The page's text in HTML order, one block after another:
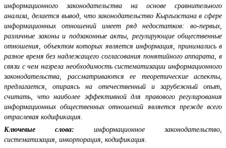
информационного законодательства на основе сравнительного
анализа, делается вывод, что законодательство Кыргызстана в сфере
информационных отношений имеет ряд недостатков: во-первых,
различные законы и подзаконные акты, регулирующие общественные
отношения, объектом которых является информация, принимались в
разное время без надлежащего согласования понятийного аппарата, в
связи с чем назрела необходимость систематизации информационного
законодательства, рассматриваются ее теоретические аспекты,
предлагается, опираясь на отечественный и зарубежный опыт,
считать, что наиболее эффективной для правового регулирования
информационных общественных отношений является прежде всего
отраслевая кодификация.
Ключевые слова: информационное законодательство,
систематизация, инкорпорация, кодификация.